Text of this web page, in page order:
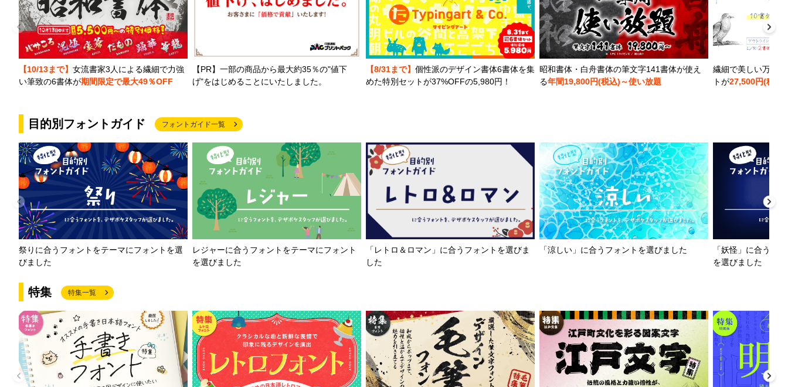
【10/13まで】 女流書家3人による繊細で力強
い筆致の6書体が期間限定で最大49％OFF
【PR】一部の商品から最大約35％の"値下
げ"をはじめることにいたしました。
【8/31まで】 個性派のデザイン書体6書体を集
めた特別セットが37%OFFの5,980円！
昭和書体・白舟書体の筆文字141書体が使え
る年間19,800円(税込)～使い放題
繊細で美しい万年
トが27,500円(税込)
目的別フォントガイド フォントガイド一覧
祭りに合うフォントをテーマにフォントを選
びました
レジャーに合うフォントをテーマにフォント
を選びました
「レトロ＆ロマン」に合うフォントを選びま
した
「涼しい」に合うフォントを選びました
「妖怪」に合うフ
を選びました
特集 特集一覧